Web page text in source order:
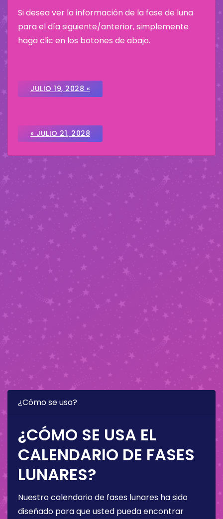
Si desea ver la información de la fase de luna
para el día siguiente/anterior, simplemente
haga clic en los botones de abajo.
JULIO 19, 2028 «
» JULIO 21, 2028
¿Cómo se usa?
¿CÓMO SE USA EL
CALENDARIO DE FASES
LUNARES?
Nuestro calendario de fases lunares ha sido
diseñado para que usted pueda encontrar